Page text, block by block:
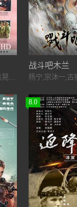
HD
达式常,顾也鲁,陈述,程之,焦晃,郭凯敏,白穆,吴喜千,陈烨,周国宾,徐阜,李兰发,马昌钰,张云立
战斗吧木兰
8.0